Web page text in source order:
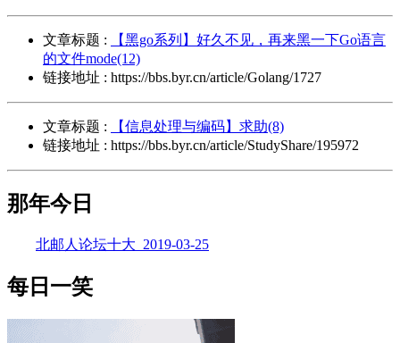
文章标题 :
【黑go系列】好久不见，再来黑一下Go语言
的文件mode(12)
链接地址 : https://bbs.byr.cn/article/Golang/1727
文章标题 :
【信息处理与编码】求助(8)
链接地址 : https://bbs.byr.cn/article/StudyShare/195972
那年今日
北邮人论坛十大_2019-03-25
每日一笑